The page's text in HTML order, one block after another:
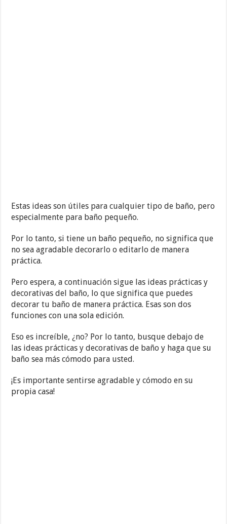
Estas ideas son útiles para cualquier tipo de baño, pero
especialmente para baño pequeño.
Por lo tanto, si tiene un baño pequeño, no significa que
no sea agradable decorarlo o editarlo de manera
práctica.
Pero espera, a continuación sigue las ideas prácticas y
decorativas del baño, lo que significa que puedes
decorar tu baño de manera práctica. Esas son dos
funciones con una sola edición.
Eso es increíble, ¿no? Por lo tanto, busque debajo de
las ideas prácticas y decorativas de baño y haga que su
baño sea más cómodo para usted.
¡Es importante sentirse agradable y cómodo en su
propia casa!